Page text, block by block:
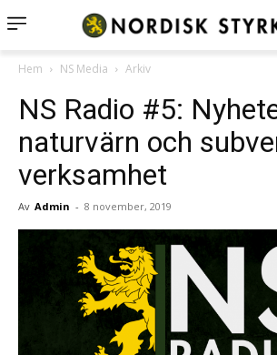
Hem NS Media Arkiv
NS Radio #5:
naturvärn och
verksamhet
Av Admin - 8 november, 2019